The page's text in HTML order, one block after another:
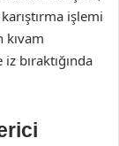
işlemi
kıvam
bıraktığında